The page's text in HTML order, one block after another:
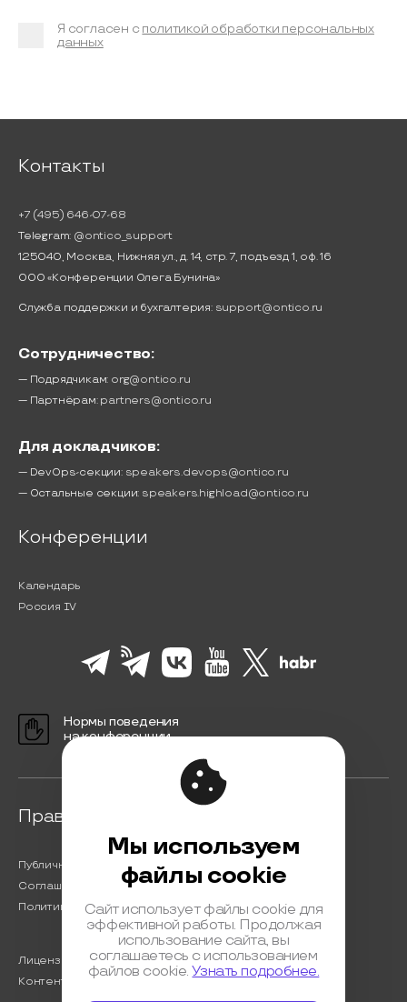
Я согласен с политикой обработки персональных
данных
Контакты
+7 (495) 646-07-68
Telegram: @ontico_support
125040, Москва, Нижняя ул., д. 14, стр. 7, подъезд 1, оф. 16
ООО «Конференции Олега Бунина»
Служба поддержки и бухгалтерия: support@ontico.ru
Сотрудничество:
— Подрядчикам: org@ontico.ru
— Партнёрам: partners@ontico.ru
Для докладчиков:
— DevOps-секции: speakers.devops@ontico.ru
— Остальные секции: speakers.highload@ontico.ru
Конференции
Календарь
Россия IV
Нормы поведения
на конференции
Правовая информация
Публичная оферта
Соглашение на обработку персональных данных
Политика обработки персональных данных
Лицензионный договор с Автором
Контентная политика конференции
Мы используем
файлы cookie
Сайт использует файлы cookie для
эффективной работы. Продолжая
использование сайта, вы
соглашаетесь с использованием
файлов cookie.Узнать подробнее.